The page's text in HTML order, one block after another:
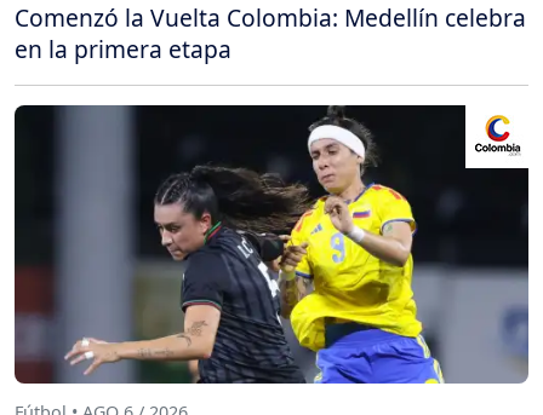
Comenzó la Vuelta Colombia: Medellín celebra
en la primera etapa